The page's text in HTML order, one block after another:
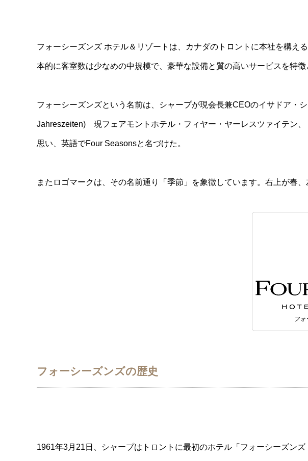
フォーシーズンズ ホテル＆リゾートは、カナダのトロントに本社を構え
本的に客室数は少なめの中規模で、豪華な設備と質の高いサービスを特徴
フォーシーズンズという名前は、シャープが現会長兼CEOのイサドア
Jahreszeiten) 現フェアモントホテル・フィヤー・ヤーレスツァイテン
思い、英語でFour Seasonsと名づけた。
またロゴマークは、その名前通り「季節」を象徴しています。右上が春
フ
フォーシーズンズの歴史
1961年3月21日、シャープはトロントに最初のホテル「フォーシーズン